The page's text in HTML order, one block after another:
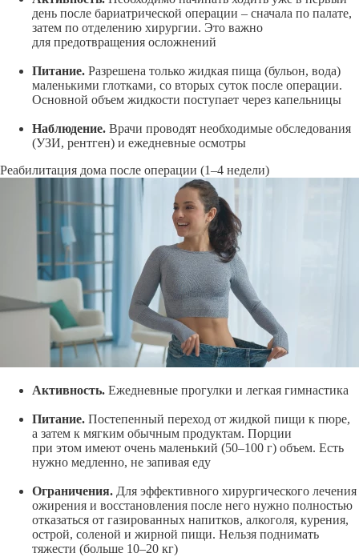
день после бариатрической операции – сначала по палате,
затем по отделению хирургии. Это важно
для предотвращения осложнений
Питание. Разрешена только жидкая пища (бульон, вода)
маленькими глотками, со вторых суток после операции.
Основной объем жидкости поступает через капельницы
Наблюдение. Врачи проводят необходимые обследования
(УЗИ, рентген) и ежедневные осмотры
Реабилитация дома после операции (1–4 недели)
Активность. Ежедневные прогулки и легкая гимнастика
Питание. Постепенный переход от жидкой пищи к пюре,
а затем к мягким обычным продуктам. Порции
при этом имеют очень маленький (50–100 г) объем. Есть
нужно медленно, не запивая еду
Ограничения. Для эффективного хирургического лечения
ожирения и восстановления после него нужно полностью
отказаться от газированных напитков, алкоголя, курения,
острой, соленой и жирной пищи. Нельзя поднимать
тяжести (больше 10–20 кг)